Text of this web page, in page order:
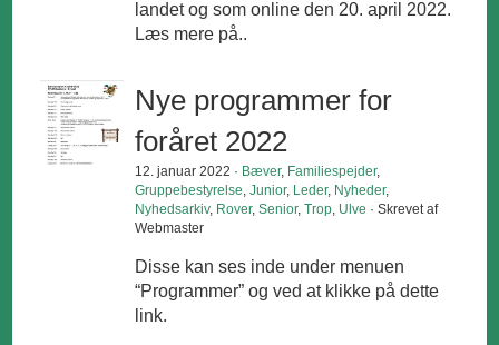
landet og som online den 20. april 2022.
Læs mere på..
Nye programmer for
foråret 2022
12. januar 2022 · Bæver, Familiespejder,
Gruppebestyrelse,Junior, Leder, Nyheder,
Nyhedsarkiv, Rover,Senior,Trop, Ulve · Skrevet af
Webmaster
Disse kan ses inde under menuen
“Programmer” og ved at klikke på dette
link.